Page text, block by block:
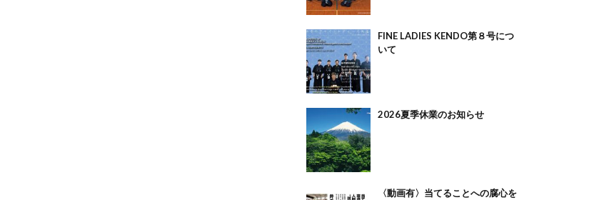
FINE LADIES KENDO第８号につ
いて
2026夏季休業のお知らせ
〈動画有〉当てることへの腐心を